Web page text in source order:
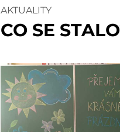
AKTUALITY
CO SE